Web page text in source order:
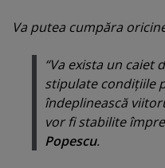
Va putea cumpăra
“Va exista un caiet
stipulate condiţiile
îndeplinească
vor fi stabilite
Popescu.